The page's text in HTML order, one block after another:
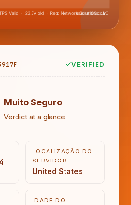
VERIFIED
Muito Seguro
Verdict at a glance
LOCALIZAÇÃO DO
SERVIDOR
United States
IDADE DO